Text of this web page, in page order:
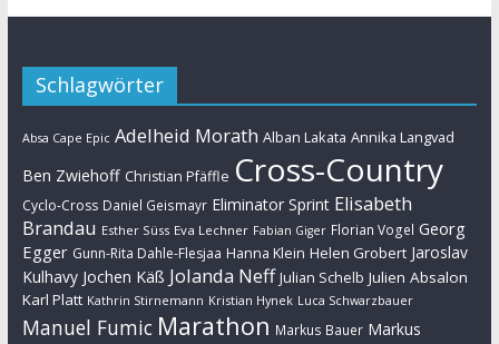
Schlagwörter
Absa Cape Epic Adelheid Morath Alban Lakata Annika Langvad
Ben Zwiehoff Christian Pfäffle Cross-Country
Cyclo-Cross Daniel Geismayr Eliminator Sprint Elisabeth
Brandau Esther Süss Eva Lechner Fabian Giger Florian Vogel Georg
Egger Gunn-Rita Dahle-Flesjaa Hanna Klein Helen Grobert Jaroslav
Kulhavy Jochen Käß Jolanda Neff Julian Schelb Julien Absalon
Karl Platt Kathrin Stirnemann Kristian Hynek Luca Schwarzbauer
Manuel Fumic Marathon Markus Bauer Markus